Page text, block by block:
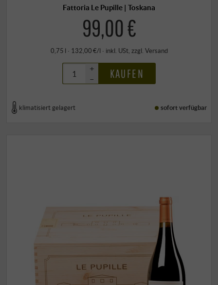
Fattoria Le Pupille | Toskana
99,00 €
0,75 l · 132,00 €/l · inkl. USt, zzgl. Versand
+
–
KAUFEN
klimatisiert gelagert sofort verfügbar